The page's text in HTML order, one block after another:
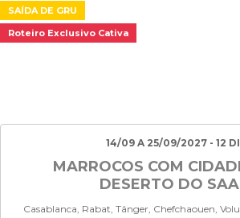
SAÍDA DE GRU
Roteiro Exclusivo Cativa
14/09 A 25/09/2027 - 12
MARROCOS COM
DESERTO DO
Casablanca, Rabat, Tânger, Chefchaouen,